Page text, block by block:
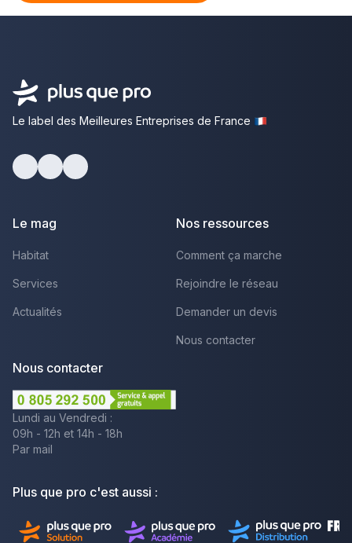
Le label des Meilleures Entreprises de France
Le mag
Habitat
Services
Actualités
Nos ressources
Comment ça marche
Rejoindre le réseau
Demander un devis
Nous contacter
Nous contacter
Lundi au Vendredi :
09h - 12h et 14h - 18h
Par mail
Plus que pro c'est aussi :